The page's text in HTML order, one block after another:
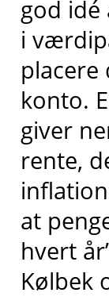
god idé
i
placere
konto.
giver
rente,
at
hvert
Kølbek